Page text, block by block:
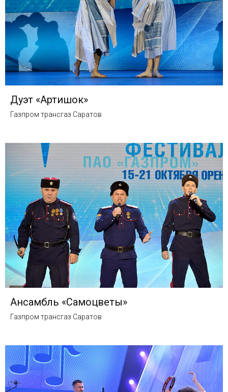
Дуэт «Артишок»
Газпром трансгаз Саратов
Ансамбль «Самоцветы»
Газпром трансгаз Саратов